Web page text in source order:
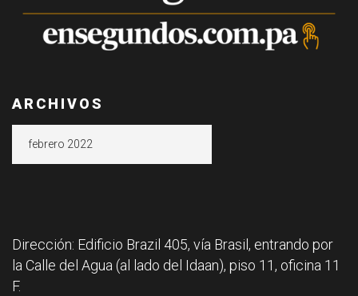
ARCHIVOS
Dirección: Edificio Brazil 405, vía Brasil, entrando por
la Calle del Agua (al lado del Idaan), piso 11, oficina 11
F.